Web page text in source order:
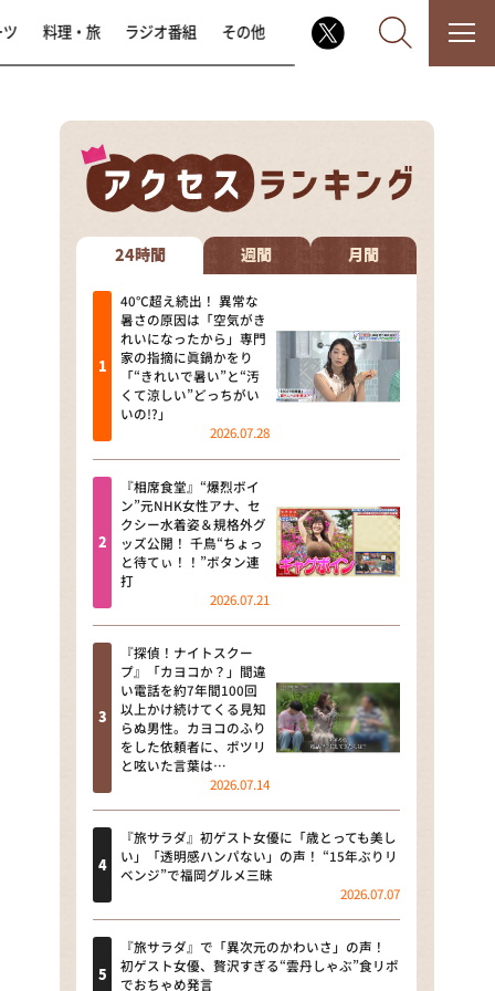
なるみ・岡村の過ぎるTV
相席食堂
これ余談なんですけど・・・
～人生密着トークバラエティ！
～ やすとものいたって真剣です
探偵！ナイトスクープ
news おかえり
河合＆A.B.C-Z塚田×福井アナ
「なんでやねん！？」（news お
かえり）
DAIGOも台所 ～きょうの献立 何
にする？～
本日はダイアンなり！シーズン２
朝だ！生です旅サラダ
教えて！ニュースライブ 正義の
ミカタ
ＬＩＦＥ～夢のカタチ～
新婚さんいらっしゃい！
ザキ山小屋本館
料理・旅 ラジオ番組 その他
24時間 週間 月間
40℃超え続出！ 異常な
暑さの原因は「空気がき
れいになったから」専門
家の指摘に眞鍋かをり
「“きれいで暑い”と“汚
くて涼しい”どっちがい
いの!?」
2026.07.28
『相席食堂』“爆烈ボイ
ン”元NHK女性アナ、セ
クシー水着姿＆規格外グ
ッズ公開！ 千鳥“ちょっ
と待てぃ！！”ボタン連
打
2026.07.21
『探偵！ナイトスクー
プ』「カヨコか？」間違
い電話を約7年間100回
以上かけ続けてくる見知
らぬ男性。カヨコのふり
をした依頼者に、ポツリ
と呟いた言葉は…
2026.07.14
『旅サラダ』初ゲスト女優に「歳とっても美し
い」「透明感ハンパない」の声！ “15年ぶりリ
ベンジ”で福岡グルメ三昧
2026.07.07
『旅サラダ』で「異次元のかわいさ」の声！
初ゲスト女優、贅沢すぎる“雲丹しゃぶ”食リポ
でおちゃめ発言